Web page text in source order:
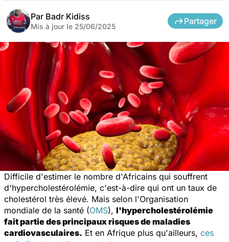
Par Badr Kidiss
Mis à jour le 25/06/2025
Partager
Difficile d'estimer le nombre d'Africains qui souffrent
d'hypercholestérolémie, c'est-à-dire qui ont un taux de
cholestérol très élevé. Mais selon l'Organisation
mondiale de la santé (OMS), l'hypercholestérolémie
fait partie des principaux risques de maladies
cardiovasculaires. Et en Afrique plus qu'ailleurs, ces